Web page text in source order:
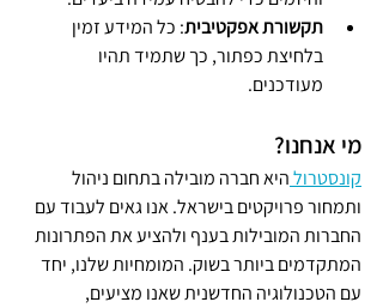
תקשורת אפקטיבית: כל המידע זמין
בלחיצת כפתור, כך שתמיד תהיו
מעודכנים.
מי אנחנו?
קונסטרול היא חברה מובילה בתחום ניהול
ותמחור פרויקטים בישראל. אנו גאים לעבוד עם
החברות המובילות בענף ולהציע את הפתרונות
המתקדמים ביותר בשוק. המומחיות שלנו, יחד
עם הטכנולוגיה החדשנית שאנו מציעים,